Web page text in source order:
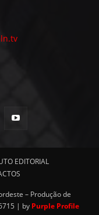
EDITORIAL
– Produção de
| by Purple Profile